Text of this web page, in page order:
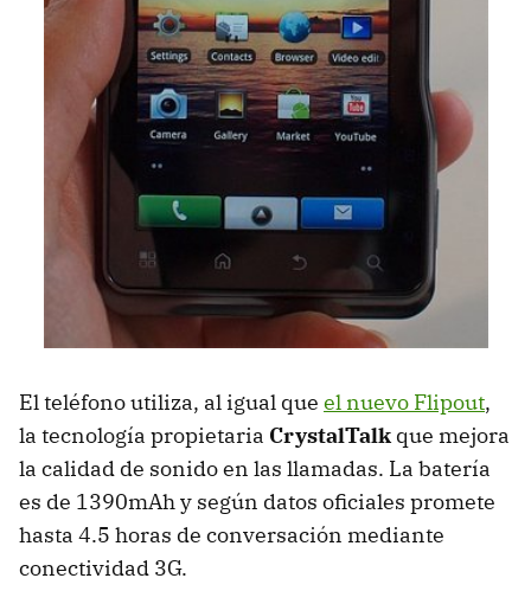
El teléfono utiliza, al igual que el nuevo Flipout,
la tecnología propietaria CrystalTalkque mejora
la calidad de sonido en las llamadas. La batería
es de 1390mAh y según datos oficiales promete
hasta 4.5 horas de conversación mediante
conectividad 3G.